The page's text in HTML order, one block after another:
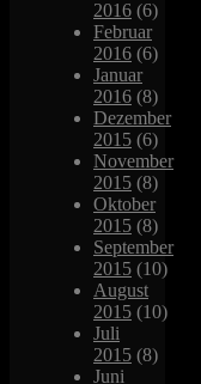
2016 (6)
Februar
2016 (6)
Januar
2016 (8)
Dezember
2015 (6)
November
2015 (8)
Oktober
2015 (8)
September
2015 (10)
August
2015 (10)
Juli
2015 (8)
Juni